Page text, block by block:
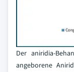
Der aniridia-
angeborene